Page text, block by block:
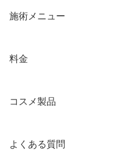
施術メニュー
料金
コスメ製品
よくある質問